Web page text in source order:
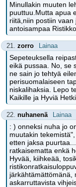
Minullakin muuten
puuttuu.Mutta apua
riitä,niin postiin
antoisampaa
21. zorro Lainaa
Sepeteuksella
eikä pussaa. No, se
ne sain jo tehtyä
perisuomalaiseen
niskalihaksia. Lepo
Kaikille ja Hyviä
22. nuhanenä Lainaa
: ) onneksi nuha jo
muutakin
etten jaksa
ratkaisematta enkä
Hyvää, kiihkeää,
järkähtämättömänä,
askarruttavista